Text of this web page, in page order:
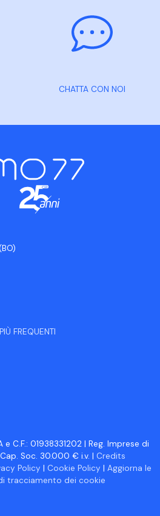
CHATTA CON NOI
FREQUENTI
e C.F.: 01938331202 | Reg. Imprese di
Soc. 30.000 € i.v. | Credits
Policy | Cookie Policy | Aggiorna le
tracciamento dei cookie